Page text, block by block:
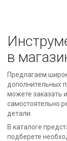
в
Предлагаем
дополнительных
можете заказать
самостоятельно
детали.
В каталоге
подберете